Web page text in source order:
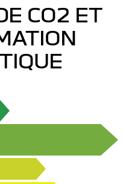
CO2 ET